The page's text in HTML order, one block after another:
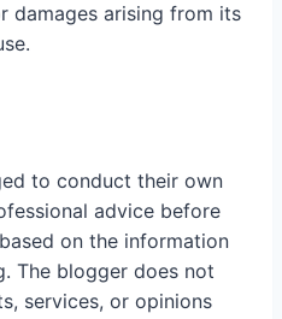
damages arising from its
to conduct their own
advice before
on the information
The blogger does not
services, or opinions